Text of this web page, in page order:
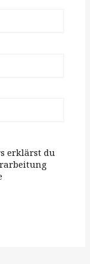
erklärst du